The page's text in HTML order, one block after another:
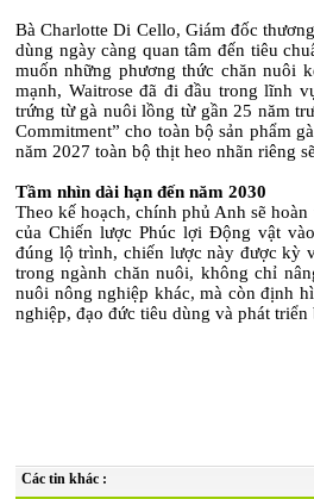
Bà Charlotte Di Cello, Giám đốc
dùng ngày càng quan tâm đến tiêu
muốn những phương thức chăn nuôi
mạnh, Waitrose đã đi đầu trong lĩnh
trứng từ gà nuôi lồng từ gần 25 năm
Commitment” cho toàn bộ sản phẩm
năm 2027 toàn bộ thịt heo nhãn riêng
Tầm nhìn dài hạn đến năm 2030
Theo kế hoạch, chính phủ Anh sẽ
của Chiến lược Phúc lợi Động vật
đúng lộ trình, chiến lược này được kỳ
trong ngành chăn nuôi, không chỉ
nuôi nông nghiệp khác, mà còn định
nghiệp, đạo đức tiêu dùng và phát
Các tin khác :